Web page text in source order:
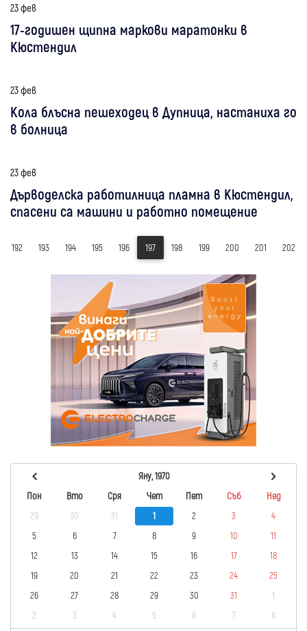
23 фев
17-годишен щипна маркови маратонки в
Кюстендил
23 фев
Кола блъсна пешеходец в Дупница, настаниха го
в болница
23 фев
Дърводелска работилница пламна в Кюстендил,
спасени са машини и работно помещение
192 193 194 195 196 197 198 199 200 201 202
Яну, 1970
Пон
Вто Сря Чет Пет Съб
Нед
29
30 31 1 2 3
4
5
6 7 8 9 10
11
12
13 14 15 16 17
18
19
20 21 22 23 24
25
26
27 28 29 30 31
1
2
3 4 5 6 7 8